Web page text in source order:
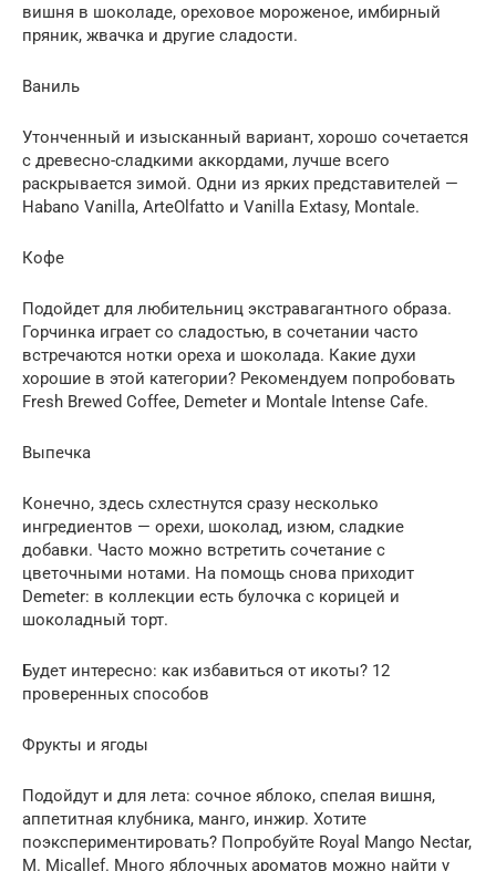
вишня в шоколаде, ореховое мороженое, имбирный
пряник, жвачка и другие сладости.
Ваниль
Утонченный и изысканный вариант, хорошо сочетается
с древесно-сладкими аккордами, лучше всего
раскрывается зимой. Одни из ярких представителей —
Habano Vanilla, ArteOlfatto и Vanilla Extasy, Montale.
Кофе
Подойдет для любительниц экстравагантного образа.
Горчинка играет со сладостью, в сочетании часто
встречаются нотки ореха и шоколада. Какие духи
хорошие в этой категории? Рекомендуем попробовать
Fresh Brewed Coffee, Demeter и Montale Intense Cafe.
Выпечка
Конечно, здесь схлестнутся сразу несколько
ингредиентов — орехи, шоколад, изюм, сладкие
добавки. Часто можно встретить сочетание с
цветочными нотами. На помощь снова приходит
Demeter: в коллекции есть булочка с корицей и
шоколадный торт.
Будет интересно: как избавиться от икоты? 12
проверенных способов
Фрукты и ягоды
Подойдут и для лета: сочное яблоко, спелая вишня,
аппетитная клубника, манго, инжир. Хотите
поэкспериментировать? Попробуйте Royal Mango Nectar,
M. Micallef. Много яблочных ароматов можно найти у